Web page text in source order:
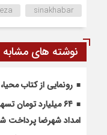
sinakhabar
نوشته های مشابه
رونمایی از کتاب
۶۴ میلیارد تومان
امداد شهرضا پرداخت